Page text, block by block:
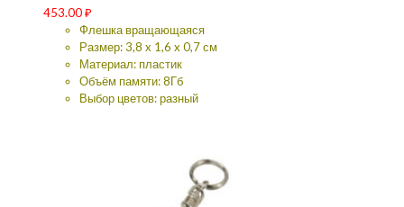
453.00₽
Флешка вращающаяся
Размер: 3,8 x 1,6 x 0,7 см
Материал: пластик
Объём памяти: 8Гб
Выбор цветов: разный